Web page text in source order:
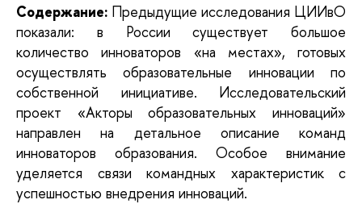
Содержание: Предыдущие исследования ЦИИвО
показали: в России существует большое
количество инноваторов «на местах», готовых
осуществлять образовательные инновации по
собственной инициативе. Исследовательский
проект «Акторы образовательных инноваций»
направлен на детальное описание команд
инноваторов образования. Особое внимание
уделяется связи командных характеристик с
успешностью внедрения инноваций.